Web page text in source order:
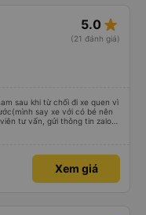
5.0 star_rate
(21 đánh giá)
sau khi từ chối đi xe quen vì
say xe với có bé nên
tư vấn, gửi thông tin zalo
sạch sẽ thơm tho, buồng
điểm không nhưng. Mình sẽ
ưng hết sức. Giờ thấy may
Xem giá